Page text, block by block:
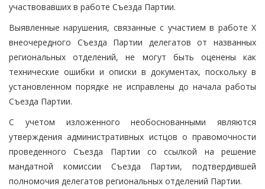
участвовавших в работе Съезда Партии.
Выявленные нарушения, связанные с участием в работе X
внеочередного Съезда Партии делегатов от названных
региональных отделений, не могут быть оценены как
технические ошибки и описки в документах, поскольку в
установленном порядке не исправлены до начала работы
Съезда Партии.
С учетом изложенного необоснованными являются
утверждения административных истцов о правомочности
проведенного Съезда Партии со ссылкой на решение
мандатной комиссии Съезда Партии, подтвердившей
полномочия делегатов региональных отделений Партии.